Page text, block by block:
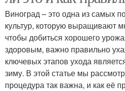
Виноград – это одна из самых
культур, которую выращивают
чтобы добиться хорошего
здоровым, важно правильно
ключевых этапов ухода
зиму. В этой статье мы
процедура так важна, и как её